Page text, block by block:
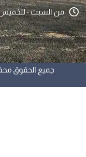
من السبت - للخميس من 08:00 صباحا -
جميع الحقوق